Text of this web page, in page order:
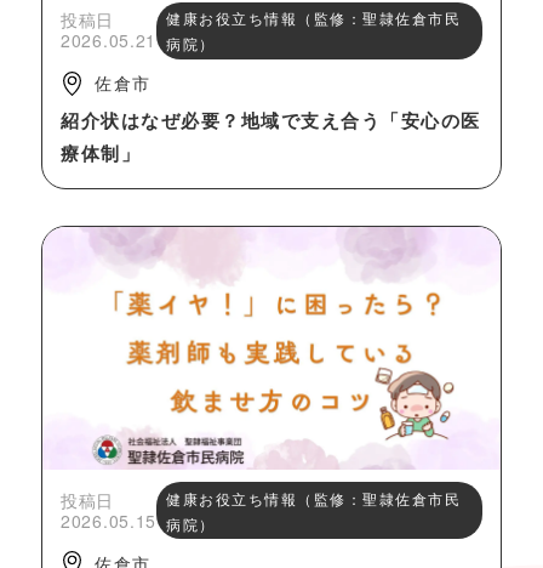
投稿日
2026.05.21
健康お役立ち情報（監修：聖隷佐倉市民
病院）
佐倉市
紹介状はなぜ必要？地域で支え合う「安心の医
療体制」
投稿日
2026.05.15
健康お役立ち情報（監修：聖隷佐倉市民
病院）
佐倉市